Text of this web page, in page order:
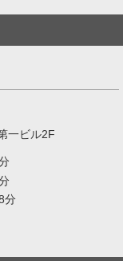
一ビル2F
分